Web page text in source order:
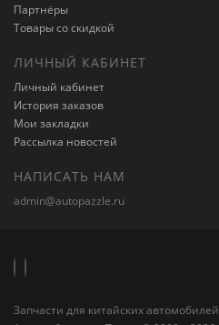
Партнёры
Товары со скидкой
ЛИЧНЫЙ КАБИНЕТ
Личный кабинет
История заказов
Мои закладки
Рассылка новостей
НАПИСАТЬ НАМ
admin@autopazzle.ru
Запчасти для китайских автомобилей